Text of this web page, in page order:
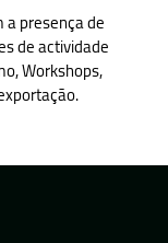
presença de
de actividade
Workshops,